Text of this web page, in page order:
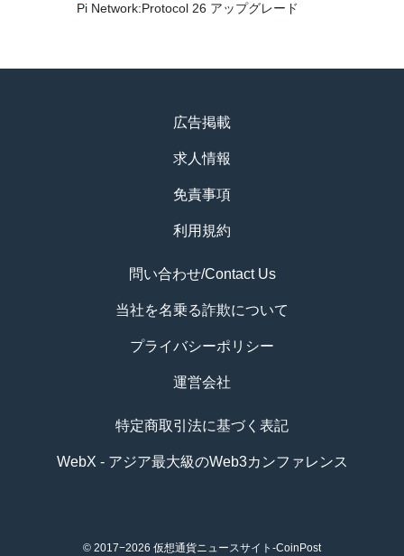
Pi Network:Protocol 26 アップグレード
広告掲載
求人情報
免責事項
利用規約
問い合わせ/Contact Us
当社を名乗る詐欺について
プライバシーポリシー
運営会社
特定商取引法に基づく表記
WebX - アジア最大級のWeb3カンファレンス
© 2017−2026 仮想通貨ニュースサイト-CoinPost